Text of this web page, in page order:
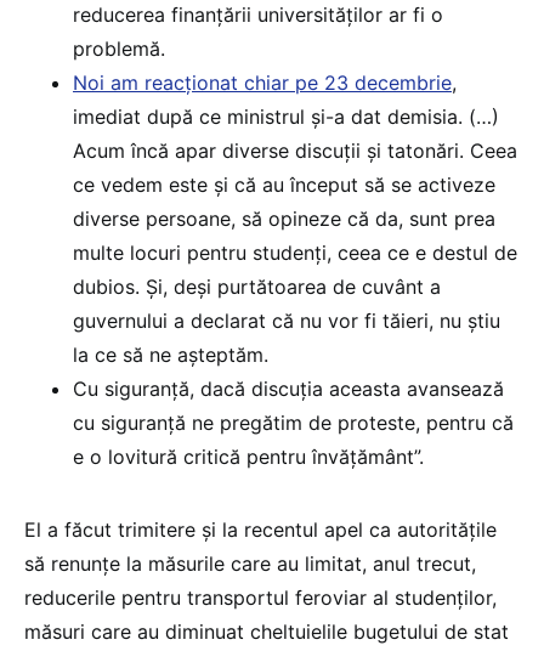
reducerea finanțării universităților ar fi o
problemă.
Noi am reacționat chiar pe 23 decembrie,
imediat după ce ministrul și-a dat demisia. (…)
Acum încă apar diverse discuții și tatonări. Ceea
ce vedem este și că au început să se activeze
diverse persoane, să opineze că da, sunt prea
multe locuri pentru studenți, ceea ce e destul de
dubios. Și, deși purtătoarea de cuvânt a
guvernului a declarat că nu vor fi tăieri, nu știu
la ce să ne așteptăm.
Cu siguranță, dacă discuția aceasta avansează
cu siguranță ne pregătim de proteste, pentru că
e o lovitură critică pentru învățământ”.
El a făcut trimitere și la recentul apel ca autoritățile
să renunțe la măsurile care au limitat, anul trecut,
reducerile pentru transportul feroviar al studenților,
măsuri care au diminuat cheltuielile bugetului de stat